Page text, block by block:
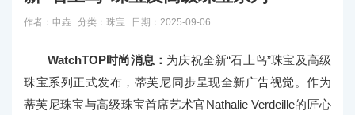
作者：申垚 分类： 珠宝 日期：2025-09-06
WatchTOP时尚消息： 为庆祝全新“石上鸟”珠宝及高级
珠宝系列正式发布，蒂芙尼同步呈现全新广告视觉。作为
蒂芙尼珠宝与高级珠宝首席艺术官Nathalie Verdeille的匠心